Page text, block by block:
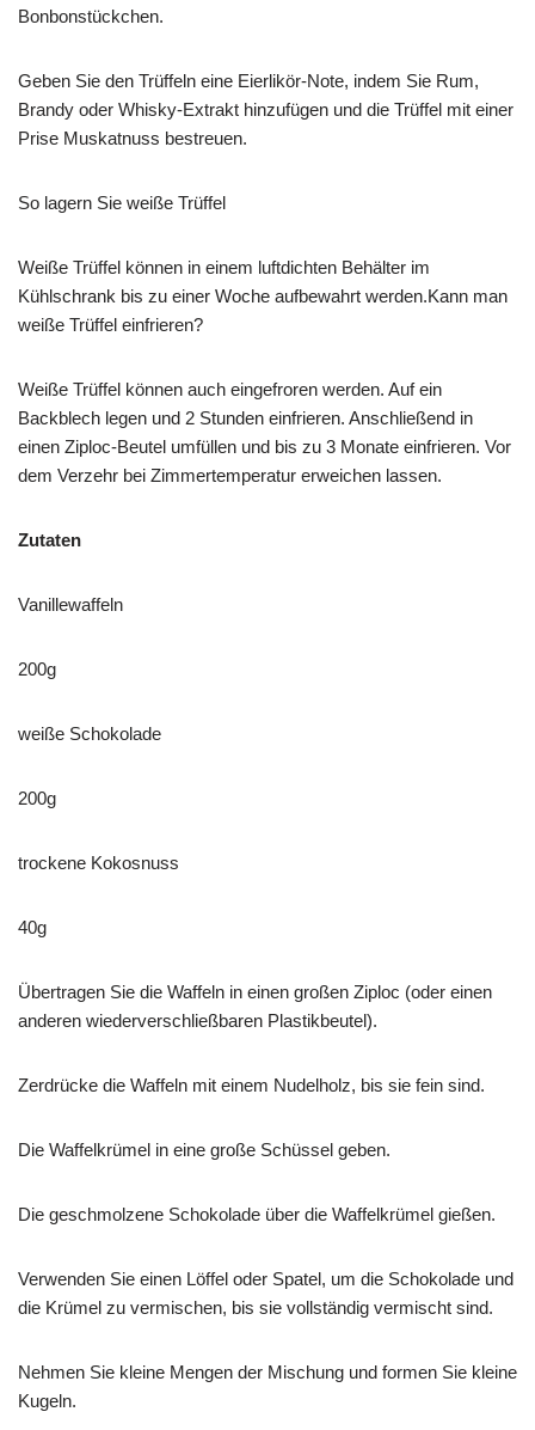
Bonbonstückchen.
Geben Sie den Trüffeln eine Eierlikör-Note, indem Sie Rum,
Brandy oder Whisky-Extrakt hinzufügen und die Trüffel mit einer
Prise Muskatnuss bestreuen.
So lagern Sie weiße Trüffel
Weiße Trüffel können in einem luftdichten Behälter im
Kühlschrank bis zu einer Woche aufbewahrt werden.Kann man
weiße Trüffel einfrieren?
Weiße Trüffel können auch eingefroren werden. Auf ein
Backblech legen und 2 Stunden einfrieren. Anschließend in
einen Ziploc-Beutel umfüllen und bis zu 3 Monate einfrieren. Vor
dem Verzehr bei Zimmertemperatur erweichen lassen.
Zutaten
Vanillewaffeln
200g
weiße Schokolade
200g
trockene Kokosnuss
40g
Übertragen Sie die Waffeln in einen großen Ziploc (oder einen
anderen wiederverschließbaren Plastikbeutel).
Zerdrücke die Waffeln mit einem Nudelholz, bis sie fein sind.
Die Waffelkrümel in eine große Schüssel geben.
Die geschmolzene Schokolade über die Waffelkrümel gießen.
Verwenden Sie einen Löffel oder Spatel, um die Schokolade und
die Krümel zu vermischen, bis sie vollständig vermischt sind.
Nehmen Sie kleine Mengen der Mischung und formen Sie kleine
Kugeln.